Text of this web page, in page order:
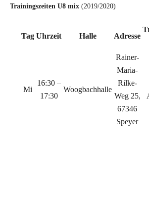
Trainingszeiten U8 mix (2019/2020)
Tag Uhrzeit Halle Adresse
Mi
16:30 –
17:30
Woogbachhalle
Rainer-
Maria-
Rilke-
Weg 25,
67346
Speyer